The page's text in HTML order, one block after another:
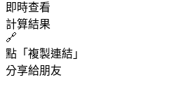
即時查看
計算結果
🔗
點「複製連結」
分享給朋友